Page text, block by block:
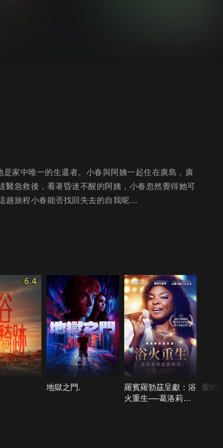
家中唯一的生還者。小春與阿姨一起住在廣島，廣
醫急救後，看著昏迷不醒的阿姨，小春忽然覺得她可
趟旅程小春能否找回失去的自我呢…
6.4
地獄之門.
羅賓羅勃茲呈獻：浴
火重生──葛洛莉雅
愛的